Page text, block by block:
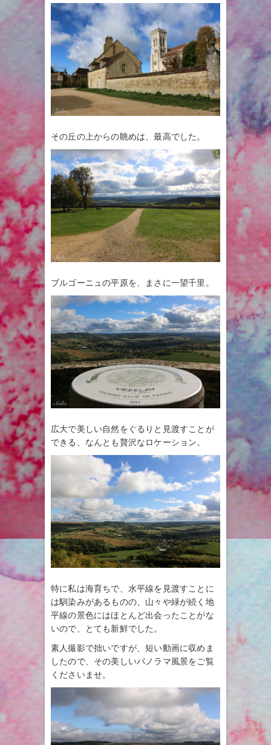
その丘の上からの眺めは、最高でした。
ブルゴーニュの平原を、まさに一望千里。
広大で美しい自然をぐるりと見渡すことが
できる、なんとも贅沢なロケーション。
特に私は海育ちで、水平線を見渡すことに
は馴染みがあるものの、山々や緑が続く地
平線の景色にはほとんど出会ったことがな
いので、とても新鮮でした。
素人撮影で拙いですが、短い動画に収めま
したので、その美しいパノラマ風景をご覧
くださいませ。